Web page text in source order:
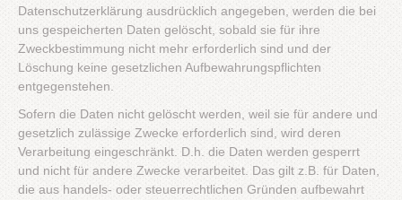
Datenschutzerklärung ausdrücklich angegeben, werden die bei
uns gespeicherten Daten gelöscht, sobald sie für ihre
Zweckbestimmung nicht mehr erforderlich sind und der
Löschung keine gesetzlichen Aufbewahrungspflichten
entgegenstehen.
Sofern die Daten nicht gelöscht werden, weil sie für andere und
gesetzlich zulässige Zwecke erforderlich sind, wird deren
Verarbeitung eingeschränkt. D.h. die Daten werden gesperrt
und nicht für andere Zwecke verarbeitet. Das gilt z.B. für Daten,
die aus handels- oder steuerrechtlichen Gründen aufbewahrt